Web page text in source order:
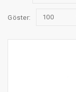
Göster: 100